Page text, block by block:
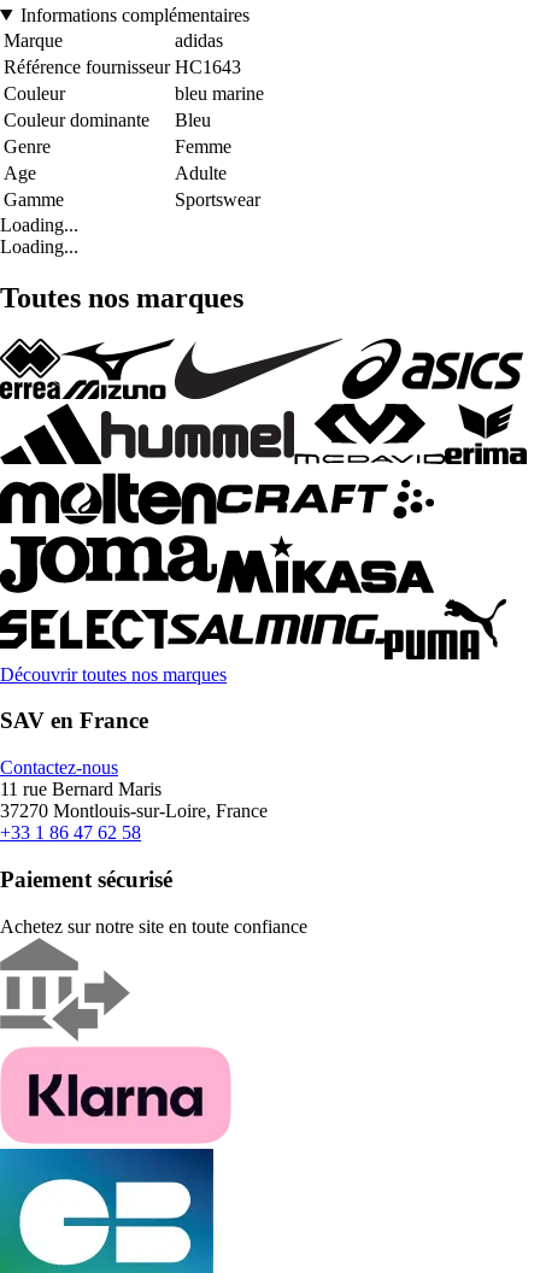
Informations complémentaires
Marque
adidas
Référence fournisseur HC1643
Couleur
bleu marine
Couleur dominante
Bleu
Genre
Femme
Age
Adulte
Gamme
Sportswear
Loading...
Loading...
Toutes nos marques
Découvrir toutes nos marques
SAV en France
Contactez-nous
11 rue Bernard Maris
37270 Montlouis-sur-Loire, France
+33 1 86 47 62 58
Paiement sécurisé
Achetez sur notre site en toute confiance